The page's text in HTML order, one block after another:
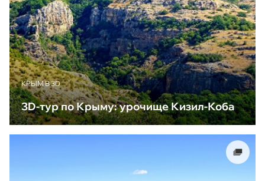
КРЫМ В 3D
3D-тур по Крыму: урочище Кизил-Коба